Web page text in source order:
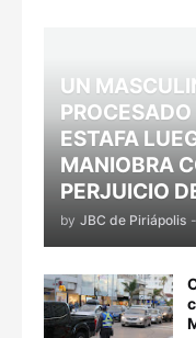
UN
ESTAFA
MANIOBRA
PERJUICIO
by JBC de Piriápolis -